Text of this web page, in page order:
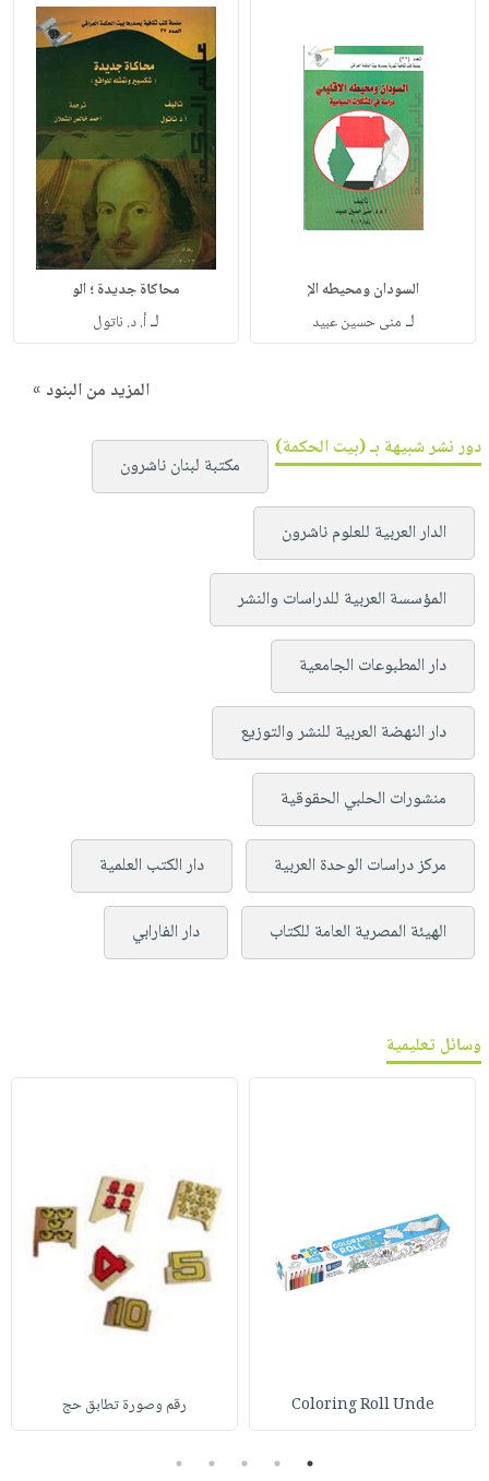
السودان ومحيطه الإ
لـ منى حسين عبيد
محاكاة جديدة ؛ الو
لـأ. د. ناتول
المزيد من البنود »
دور نشر شبيهة بـ (بيت الحكمة)
مكتبة لبنان ناشرون
الدار العربية للعلوم ناشرون
المؤسسة العربية للدراسات والنشر
دار المطبوعات الجامعية
دار النهضة العربية للنشر والتوزيع
منشورات الحلبي الحقوقية
مركز دراسات الوحدة العربية دار الكتب العلمية
الهيئة المصرية العامة للكتاب دار الفارابي
وسائل تعليمية
Coloring Roll Unde رقم وصورة تطابق حج
1
2
3
4
5